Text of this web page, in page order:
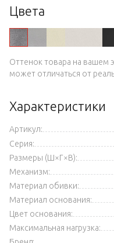
Цвета
Оттенок товара на вашем
может отличаться от
Характеристики
Артикул:
Серия:
Размеры (Ш×Г×В):
Механизм:
Материал обивки:
Материал основания:
Цвет основания:
Максимальная нагрузка: